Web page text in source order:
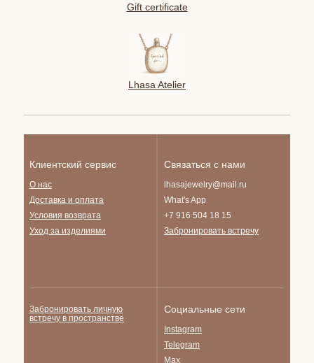
Gift certificate
Lhasa Atelier
О нас
Клиентский сервис
Доставка и оплата
Условия возврата
Уход за изделиями
lhasajewelry@mail.ru
Связаться с нами
What's App
+7 916 504 18 15
Забронировать встречу
Instagram
Социальные сети
Telegram
Max
Забронировать личную
встречу в пространстве